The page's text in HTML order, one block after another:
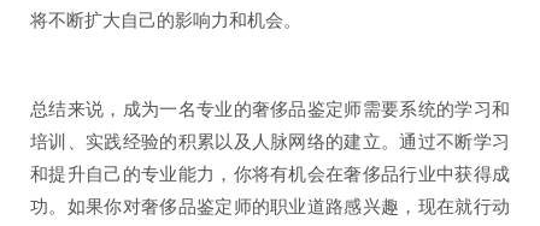
将不断扩大自己的影响力和机会。
总结来说，成为一名专业的奢侈品鉴定师需要系统的学习和
培训、实践经验的积累以及人脉网络的建立。通过不断学习
和提升自己的专业能力，你将有机会在奢侈品行业中获得成
功。如果你对奢侈品鉴定师的职业道路感兴趣，现在就行动